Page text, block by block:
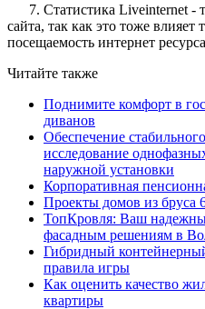
7. Статистика Liveinternet -
сайта, так как это тоже влияет
посещаемость интернет
Читайте также
Поднимите комфорт в
диванов
Обеспечение
исследование
наружной установки
Корпоративная
Проекты домов из бруса
ТопКровля: Ваш
фасадным решениям в
Гибридный
правила игры
Как оценить качество
квартиры